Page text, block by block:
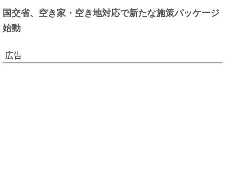
国交省、空き家・空き地対応で新たな施策パッケージ
始動
広告